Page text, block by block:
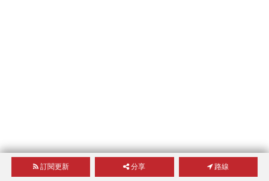
訂閱更新 分享 路線